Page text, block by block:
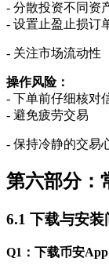
- 分散投资不同资
- 设置止盈止损订
- 关注市场流动性
操作风险：
- 下单前仔细核对
- 避免疲劳交易
- 保持冷静的交易
第六部分：
6.1 下载与安装
Q1：下载币安